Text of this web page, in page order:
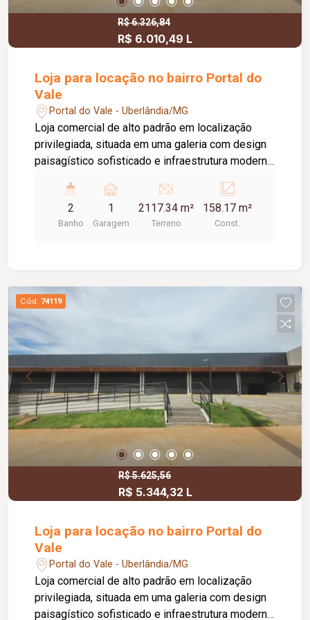
R$ 6.326,84
R$ 6.010,49 L
Loja para locação no bairro Portal do
Vale
Portal do Vale - Uberlândia/MG
Loja comercial de alto padrão em localização
privilegiada, situada em uma galeria com design
paisagístico sofisticado e infraestrutura moderna.
oferecendo ampla funcionalidade e conforto.
Conta com piso em porcelanato, dois banheiros,
copa, área de DML (Depósito de Material de
#bf25
2
Banho
1
Garagem
2117.34 m²
Terreno
158.17 m²
Const.
Cód. 74119
R$ 5.625,56
R$ 5.344,32 L
Loja para locação no bairro Portal do
Vale
Portal do Vale - Uberlândia/MG
Loja comercial de alto padrão em localização
privilegiada, situada em uma galeria com design
paisagístico sofisticado e infraestrutura moderna.